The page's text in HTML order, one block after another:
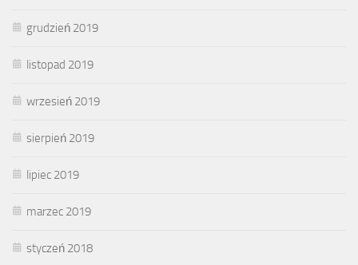
grudzień 2019
listopad 2019
wrzesień 2019
sierpień 2019
lipiec 2019
marzec 2019
styczeń 2018